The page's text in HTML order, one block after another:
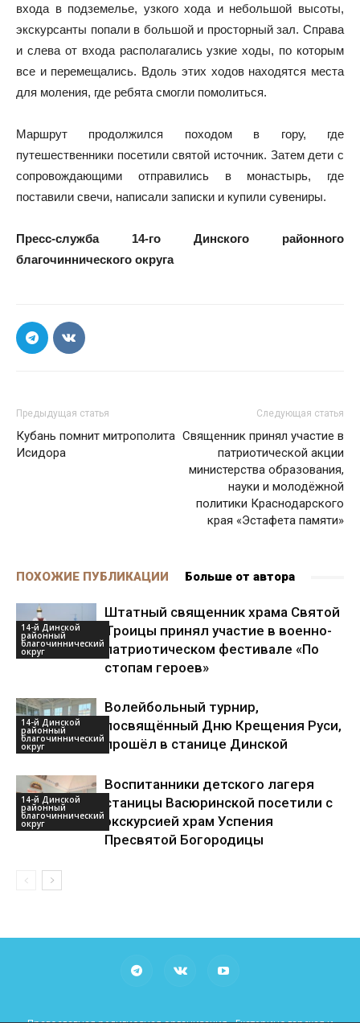
входа в подземелье, узкого хода и небольшой высоты,
экскурсанты попали в большой и просторный зал. Справа
и слева от входа располагались узкие ходы, по которым
все и перемещались. Вдоль этих ходов находятся места
для моления, где ребята смогли помолиться.
Маршрут продолжился походом в гору, где
путешественники посетили святой источник. Затем дети с
сопровождающими отправились в монастырь, где
поставили свечи, написали записки и купили сувениры.
Пресс-служба 14-го Динского районного
благочиннического округа⠀
Предыдущая статья
Кубань помнит митрополита
Исидора
Следующая статья
Священник принял участие в
патриотической акции
министерства образования,
науки и молодёжной
политики Краснодарского
края «Эстафета памяти»
ПОХОЖИЕ ПУБЛИКАЦИИ Больше от автора
14-й Динской
районный
благочиннический
округ
Штатный священник храма Святой
Троицы принял участие в военно-
патриотическом фестивале «По
стопам героев»
14-й Динской
районный
благочиннический
округ
Волейбольный турнир,
посвящённый Дню Крещения Руси,
прошёл в станице Динской
14-й Динской
районный
благочиннический
округ
Воспитанники детского лагеря
станицы Васюринской посетили с
экскурсией храм Успения
Пресвятой Богородицы